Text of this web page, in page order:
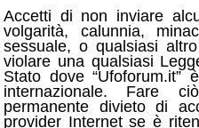
Accetti di non inviare
volgarità, calunnia,
sessuale, o qualsiasi
violare una qualsiasi
Stato dove
internazionale. Fare
permanente divieto di
provider Internet se è